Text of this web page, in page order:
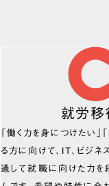
就労移
「働く力を身につけたい」
る方に向けて、IT、ビジネ
通して就職に向けた力を